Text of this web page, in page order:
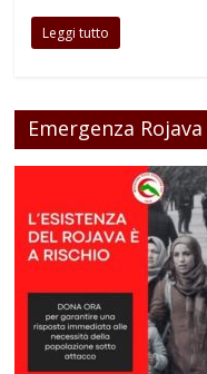
Leggi tutto
Emergenza Rojava